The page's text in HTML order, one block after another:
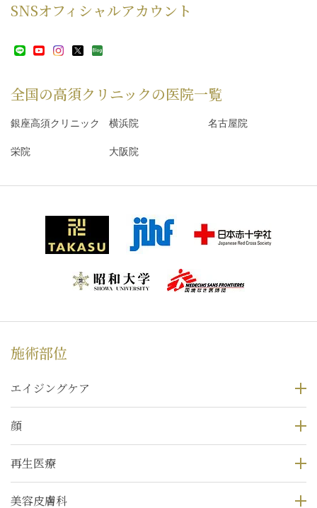
SNSオフィシャルアカウント
全国の高須クリニックの医院一覧
銀座高須クリニック 横浜院 名古屋院
栄院 大阪院
施術部位
エイジングケア
顔
再生医療
美容皮膚科